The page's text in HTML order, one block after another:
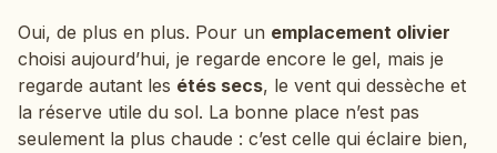
Oui, de plus en plus. Pour un emplacement olivier
choisi aujourd’hui, je regarde encore le gel, mais je
regarde autant les étés secs, le vent qui dessèche et
la réserve utile du sol. La bonne place n’est pas
seulement la plus chaude : c’est celle qui éclaire bien,